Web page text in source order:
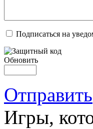
Подписаться на
Обновить
Отправить
Игры,